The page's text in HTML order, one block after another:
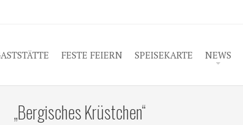
FESTE FEIERN SPEISEKARTE NEWS
„Bergisches Krüstchen“